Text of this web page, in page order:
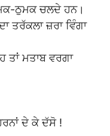
ਠੁਮਕ ਚਲਦੇ ਹਨ।
ਤਰੱਕਲਾ ਜ਼ਰਾ ਵਿੰਗਾ
ਤਾਂ ਮਤਾਬ ਵਰਗਾ
ਦੇ ਕੇ ਦੱਸੋ !